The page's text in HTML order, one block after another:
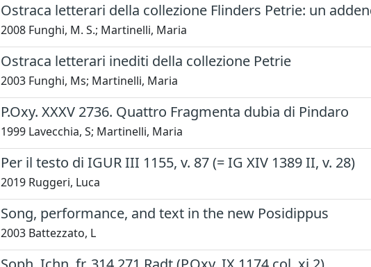
Ostraca letterari della collezione Flinders Petrie: un
2008 Funghi, M. S.; Martinelli, Maria
Ostraca letterari inediti della collezione Petrie
2003 Funghi, Ms; Martinelli, Maria
P.Oxy. XXXV 2736. Quattro Fragmenta dubia di Pindaro
1999 Lavecchia, S; Martinelli, Maria
Per il testo di IGUR III 1155, v. 87 (= IG XIV 1389 II, v. 28)
2019 Ruggeri, Luca
Song, performance, and text in the new Posidippus
2003 Battezzato, L